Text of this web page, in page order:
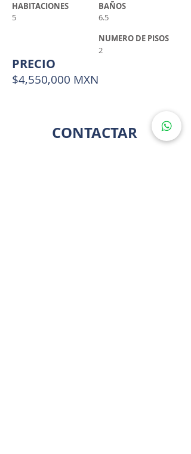
HABITACIONES
5
BAÑOS
6.5
NUMERO DE PISOS
2
PRECIO
$4,550,000 MXN
CONTACTAR